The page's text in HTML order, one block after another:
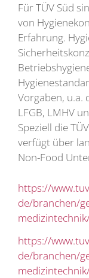
Für TÜV Süd
von
Erfahrung.
Vorgaben, u.a.
LFGB, LMHV
Speziell die
verfügt über
Non-Food
https://
de/branchen/
https://
de/branchen/